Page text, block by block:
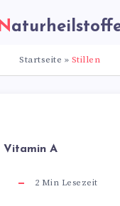
Startseite » Stillen
Vitamin A
2 Min Lesezeit